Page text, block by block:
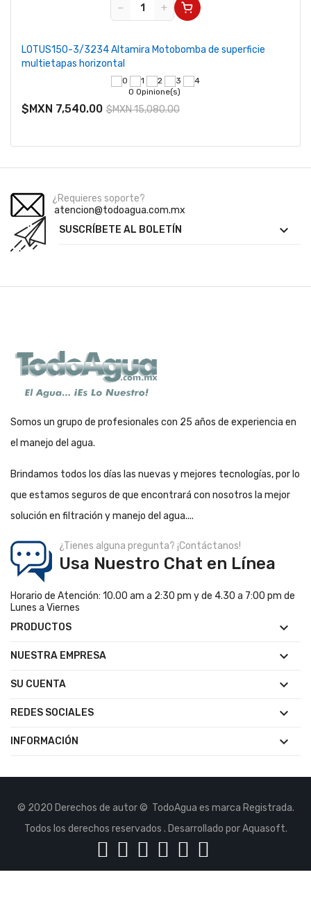
−
+
LOTUS150-3/3234 Altamira Motobomba de superficie
multietapas horizontal
0 Opinione(s)
$MXN 7,540.00 $MXN 15,080.00
¿Requieres soporte?
atencion@todoagua.com.mx
SUSCRÍBETE AL BOLETÍN

Somos un grupo de profesionales con 25 años de experiencia en
el manejo del agua.
Brindamos todos los días las nuevas y mejores tecnologías, por lo
que estamos seguros de que encontrará con nosotros la mejor
solución en filtración y manejo del agua....
¿Tienes alguna pregunta? ¡Contáctanos!
Usa Nuestro Chat en Línea
Horario de Atención: 10.00 am a 2:30 pm y de 4.30 a 7:00 pm de
Lunes a Viernes
PRODUCTOS

NUESTRA EMPRESA 
SU CUENTA 
REDES SOCIALES 
INFORMACIÓN 
© 2020 Derechos de autor © TodoAgua es marca Registrada.
Todos los derechos reservados . Desarrollado por Aquasoft.